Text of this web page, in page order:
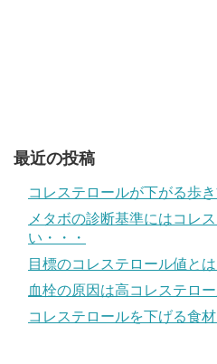
最近の投稿
コレステロールが下がる歩
メタボの診断基準にはコレ
い・・・
目標のコレステロール値とは
血栓の原因は高コレステロー
コレステロールを下げる食